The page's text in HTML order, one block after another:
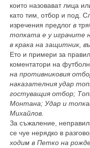
които назовават лица
като тим, отбор и под.
изречения предлог в
топката е у играчите
в крака на защитник,
Ето и примери за
коментатори на
на противниковия
наказателния удар
гостуващия отбор;
Монтана; Удар и
Михайлов.
За съжаление,
се чуе нерядко в
ходим в Петко на